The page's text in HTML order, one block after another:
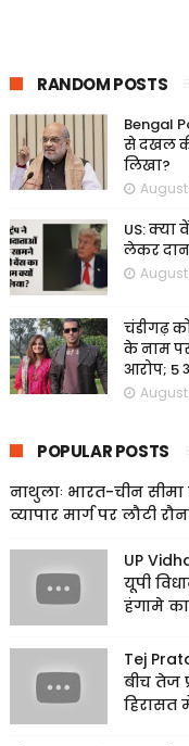
RANDOM POSTS
Bengal
से दखल
लिखा?
August
US: क्या
लेकर
August
चंडीगढ़
के नाम
आरोप; 5
August
POPULAR POSTS
नाथुलाः भारत-चीन
व्यापार मार्ग पर लौटी
UP
यूपी
हंगामे
Tej
बीच तेज
हिरासत